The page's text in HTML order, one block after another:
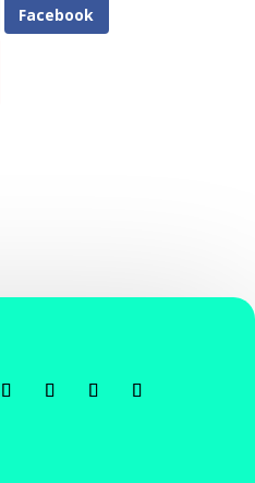
Facebook